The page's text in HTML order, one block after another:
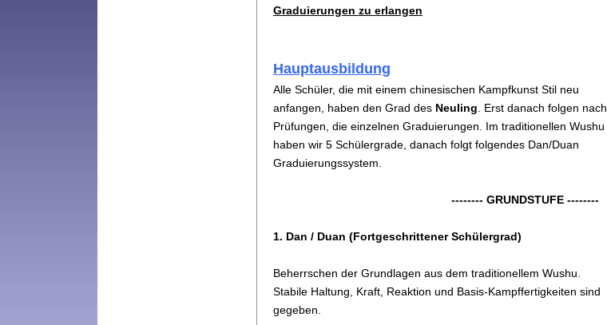
Graduierungen zu erlangen
Hauptausbildung
Alle Schüler, die mit einem chinesischen Kampfkunst Stil neu
anfangen, haben den Grad des Neuling
Erst danach folgen nach
Prüfungen, die einzelnen Graduierungen. Im traditionellen Wushu
haben wir 5 Schülergrade, danach folgt folgendes Dan/Duan
Graduierungssystem.
-------- GRUNDSTUFE --------
1. Dan / Duan (Fortgeschrittener Schülergrad)
Beherrschen der Grundlagen aus dem traditionellem Wushu.
Stabile Haltung, Kraft, Reaktion und Basis-Kampffertigkeiten sind
gegeben.